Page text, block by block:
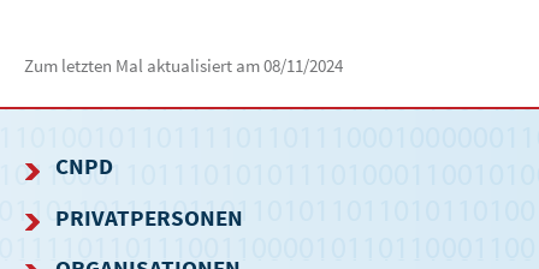
Zum letzten Mal aktualisiert am08/11/2024
NAVIGATIONSMENÜ
CNPD
PRIVATPERSONEN